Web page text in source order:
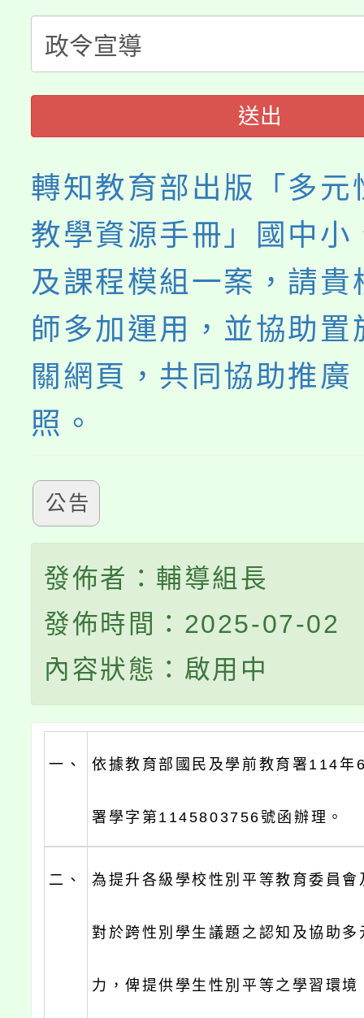
半價優惠，詳情可洽有
者。
份教師增能研習
大溪自造教育及科技中
份教師研習
淨零綠生活教案入校路
會
115年食農教育專業人
程
送出
轉知教育部出版「多元
教學資源手冊」國中小
及課程模組一案，請貴
師多加運用，並協助置
關網頁，共同協助推廣
照。
公告
發佈者：輔導組長
發佈時間：2025-07-02
內容狀態：啟用中
一、 依據教育部國民及學前教育署114年
署學字第1145803756號函辦理。
二、 為提升各級學校性別平等教育委員
對於跨性別學生議題之認知及協助
力，俾提供學生性別平等之學習環